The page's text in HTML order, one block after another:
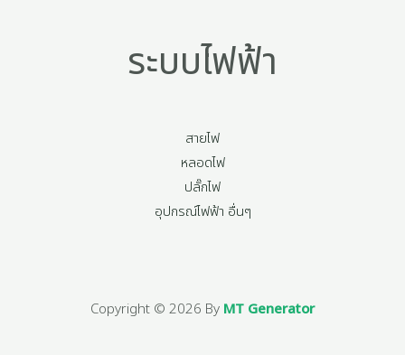
ระบบไฟฟ้า
สายไฟ
หลอดไฟ
ปลั๊กไฟ
อุปกรณ์ไฟฟ้า อื่นๆ
Copyright © 2026 By MT Generator